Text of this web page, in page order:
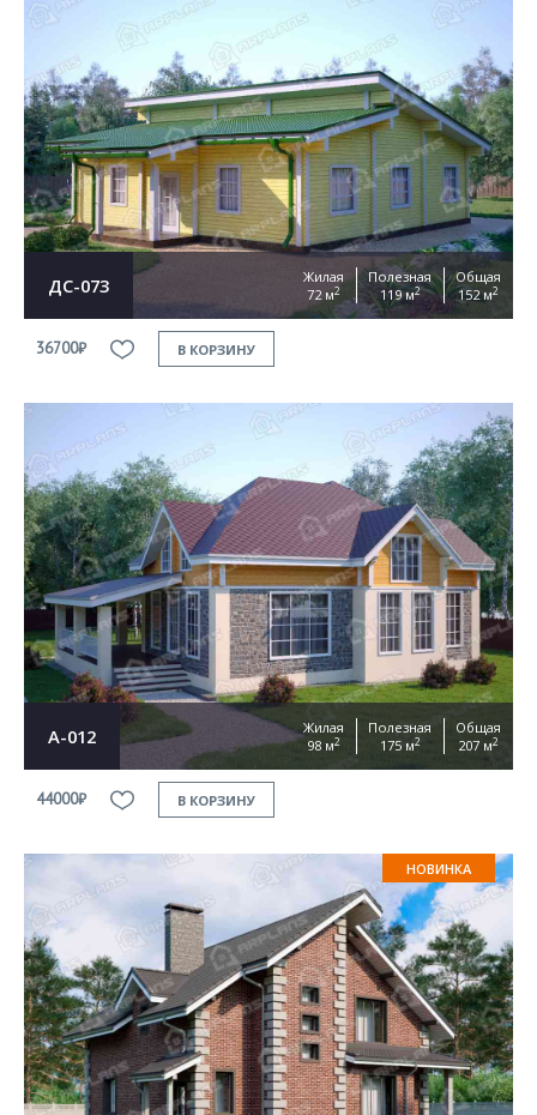
ДС-073
Жилая
72 м2
Полезная
119 м2
Общая
152 м2
36700₽ В КОРЗИНУ
А-012
Жилая
98 м2
Полезная
175 м2
Общая
207 м2
44000₽ В КОРЗИНУ
НОВИНКА